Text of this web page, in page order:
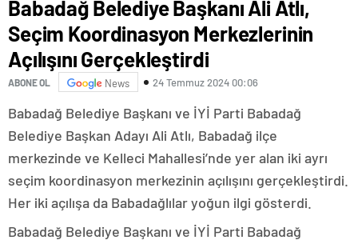
Babadağ Belediye Başkanı Ali Atlı,
Seçim Koordinasyon Merkezlerinin
Açılışını Gerçekleştirdi
ABONE OL News 24 Temmuz 2024 00:06
Babadağ Belediye Başkanı ve İYİ Parti Babadağ
Belediye Başkan Adayı Ali Atlı, Babadağ ilçe
merkezinde ve Kelleci Mahallesi’nde yer alan iki ayrı
seçim koordinasyon merkezinin açılışını gerçekleştirdi.
Her iki açılışa da Babadağlılar yoğun ilgi gösterdi.
Babadağ Belediye Başkanı ve İYİ Parti Babadağ